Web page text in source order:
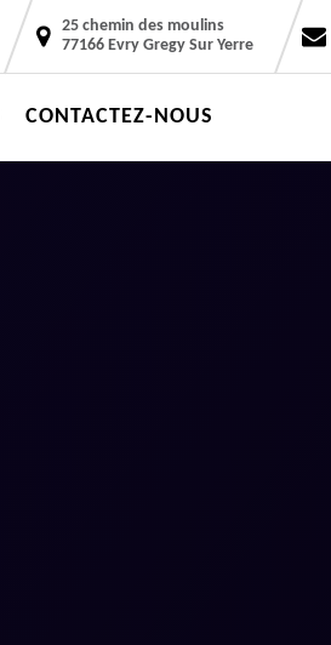
25 chemin des moulins
77166 Evry Gregy Sur Yerre
CONTACTEZ-NOUS